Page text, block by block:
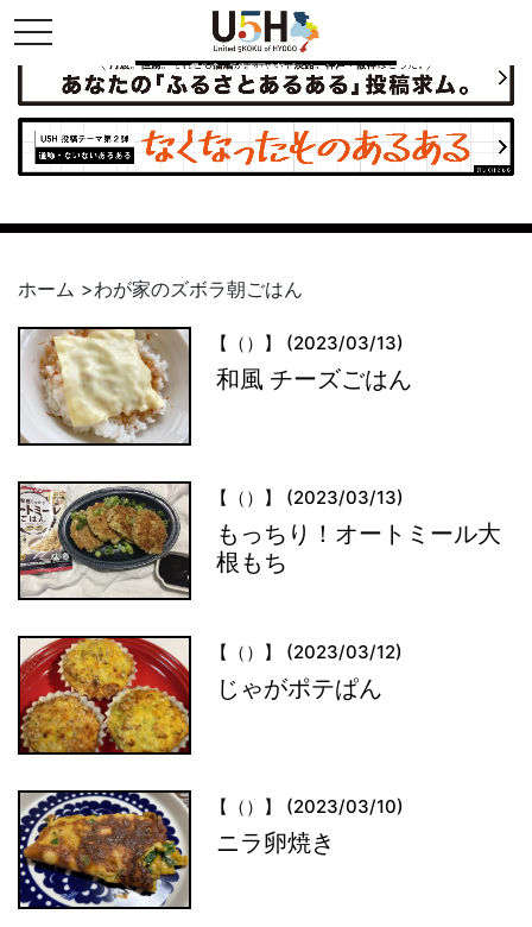
toggle navigation
県公式・兵庫五国連邦プロジェクト
ホーム >わが家のズボラ朝ごはん
【（）】 (2023/03/13)
和風 チーズごはん
【（）】 (2023/03/13)
もっちり！オートミール大
根もち
【（）】 (2023/03/12)
じゃがポテぱん
【（）】 (2023/03/10)
ニラ卵焼き